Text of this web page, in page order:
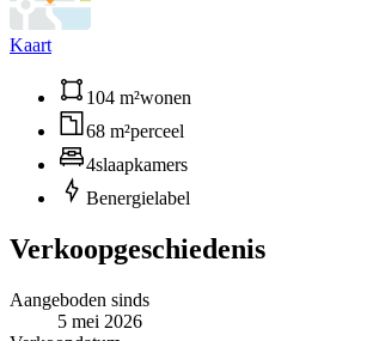
Kaart
104 m²wonen
68 m²perceel
4slaapkamers
Benergielabel
Verkoopgeschiedenis
Aangeboden sinds
5 mei 2026